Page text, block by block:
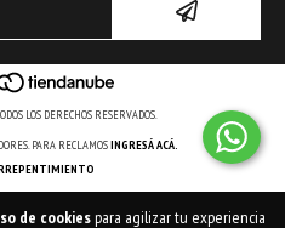
de cookiespara agilizar tu experiencia
LOS DERECHOS RESERVADOS.
PARA RECLAMOSINGRESÁ ACÁ.